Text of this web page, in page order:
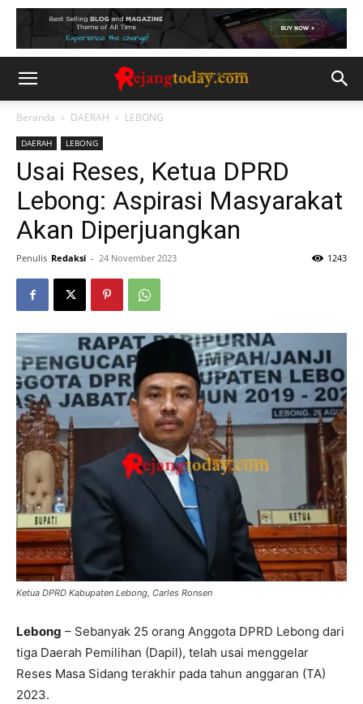
Beranda DAERAH LEBONG
DAERAH LEBONG
Usai Reses, Ketua DPRD
Lebong: Aspirasi Masyarakat
Akan Diperjuangkan
Penulis Redaksi - 24 November 2023 1243
Ketua DPRD Kabupaten Lebong, Carles Ronsen
Lebong – Sebanyak 25 orang Anggota DPRD Lebong dari
tiga Daerah Pemilihan (Dapil), telah usai menggelar
Reses Masa Sidang terakhir pada tahun anggaran (TA)
2023.